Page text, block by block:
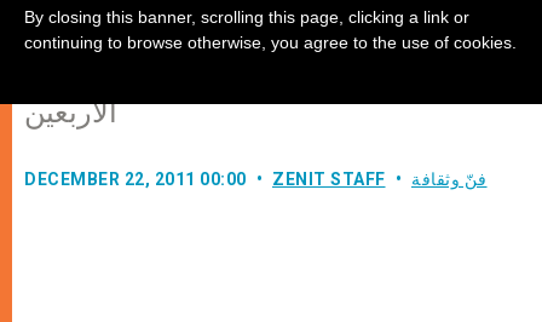
الأربعين
DECEMBER 22, 2011 00:00 ZENIT STAFF فنّ وثقافة
By closing this banner, scrolling this page, clicking a link or
continuing to browse otherwise, you agree to the use of cookies.